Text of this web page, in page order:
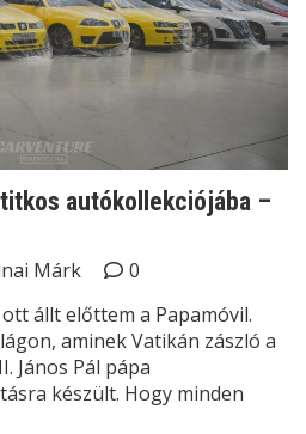
autókollekciójába –
Márk
0
állt előttem a Papamóvil.
aminek Vatikán zászló a
János Pál pápa
készült. Hogy minden